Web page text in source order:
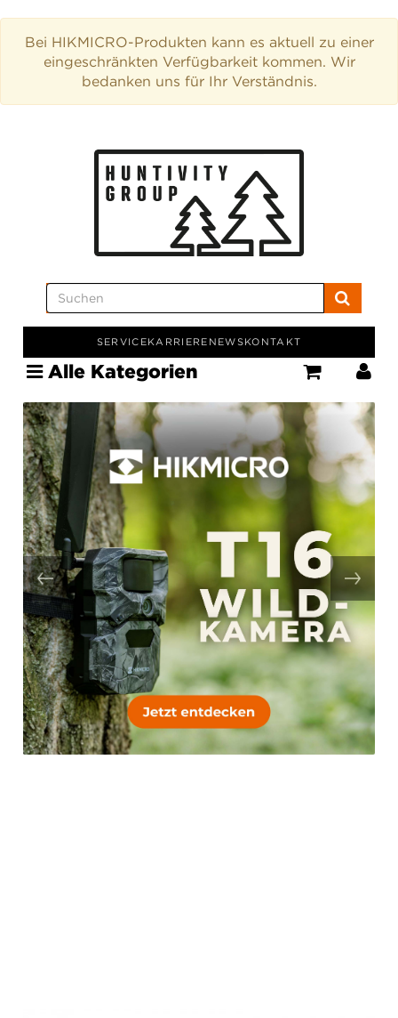
Bei HIKMICRO-Produkten kann es aktuell zu einer
eingeschränkten Verfügbarkeit kommen. Wir
bedanken uns für Ihr Verständnis.
SERVICEKARRIERE NEWSKONTAKT
Alle Kategorien